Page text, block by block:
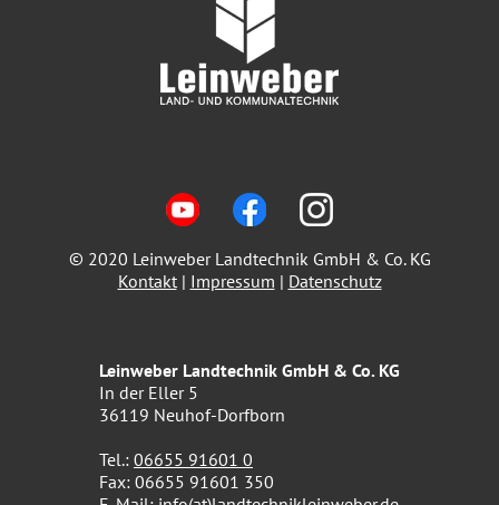
© 2020 Leinweber Landtechnik GmbH & Co. KG
Kontakt| Impressum | Datenschutz
Leinweber Landtechnik GmbH & Co. KG
In der Eller 5
36119 Neuhof-Dorfborn
Tel.: 06655 91601 0
Fax: 06655 91601 350